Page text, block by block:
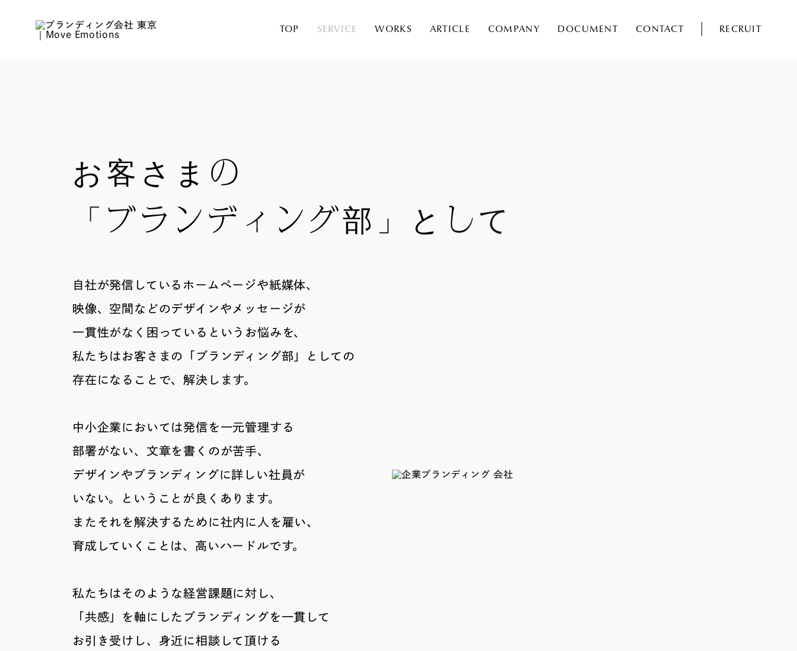
TOP SERVICE WORKS ARTICLE COMPANY DOCUMENT CONTACT RECRUIT
お客さまの
「ブランディング部」として
自社が発信しているホームページや紙媒体、
映像、空間などのデザインやメッセージが
一貫性がなく困っているというお悩みを、
私たちはお客さまの「ブランディング部」としての
存在になることで、解決します。
中小企業においては発信を一元管理する
部署がない、文章を書くのが苦手、
デザインやブランディングに詳しい社員が
いない。ということが良くあります。
またそれを解決するために社内に人を雇い、
育成していくことは、高いハードルです。
私たちはそのような経営課題に対し、
「共感」を軸にしたブランディングを一貫して
お引き受けし、身近に相談して頂ける